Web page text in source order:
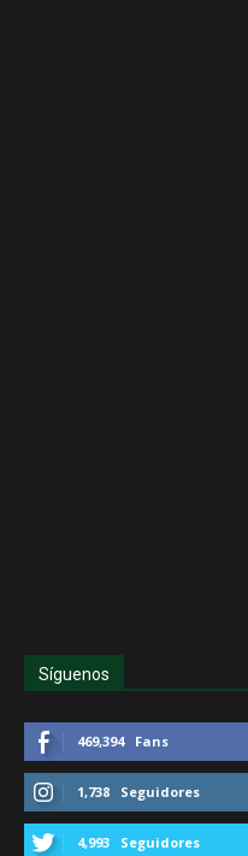
Síguenos
469,394 Fans
1,738 Seguidores
4,993 Seguidores